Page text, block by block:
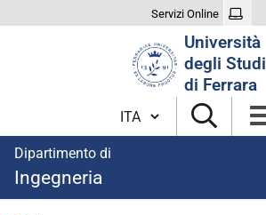
Servizi Online
Università
degli Studi
di Ferrara
Cambia lingua
Dipartimento di
Ingegneria